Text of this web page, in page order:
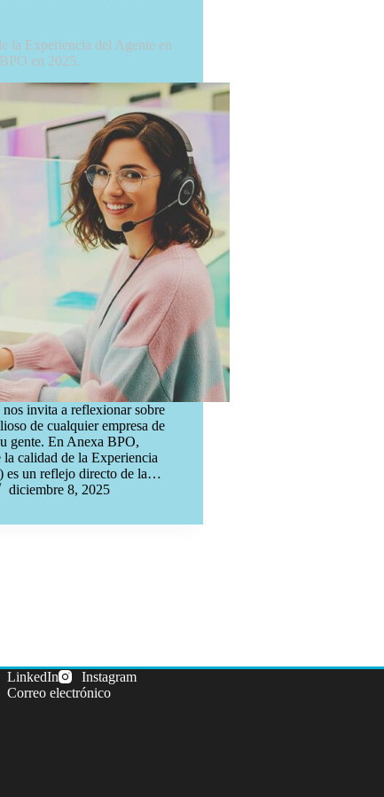
la Experiencia del Agente en
en 2025.
invita a reflexionar sobre
de cualquier empresa de
gente. En Anexa BPO,
la calidad de la Experiencia
es un reflejo directo de la…
diciembre 8, 2025
LinkedIn
Instagram
Correo electrónico